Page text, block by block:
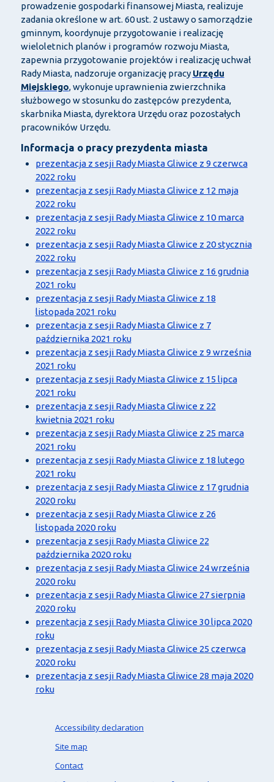
prowadzenie gospodarki finansowej Miasta, realizuje
zadania określone w art. 60 ust. 2 ustawy o samorządzie
gminnym, koordynuje przygotowanie i realizację
wieloletnich planów i programów rozwoju Miasta,
zapewnia przygotowanie projektów i realizację uchwał
Rady Miasta, nadzoruje organizację pracy Urzędu
Miejskiego, wykonuje uprawnienia zwierzchnika
służbowego w stosunku do zastępców prezydenta,
skarbnika Miasta, dyrektora Urzędu oraz pozostałych
pracowników Urzędu.
Informacja o pracy prezydenta miasta
prezentacja z sesji Rady Miasta Gliwice z 9 czerwca
2022 roku
prezentacja z sesji Rady Miasta Gliwice z 12 maja
2022 roku
prezentacja z sesji Rady Miasta Gliwice z 10 marca
2022 roku
prezentacja z sesji Rady Miasta Gliwice z 20 stycznia
2022 roku
prezentacja z sesji Rady Miasta Gliwice z 16 grudnia
2021 roku
prezentacja z sesji Rady Miasta Gliwice z 18
listopada 2021 roku
prezentacja z sesji Rady Miasta Gliwice z 7
października 2021 roku
prezentacja z sesji Rady Miasta Gliwice z 9 września
2021 roku
prezentacja z sesji Rady Miasta Gliwice z 15 lipca
2021 roku
prezentacja z sesji Rady Miasta Gliwice z 22
kwietnia 2021 roku
prezentacja z sesji Rady Miasta Gliwice z 25 marca
2021 roku
prezentacja z sesji Rady Miasta Gliwice z 18 lutego
2021 roku
prezentacja z sesji Rady Miasta Gliwice z 17 grudnia
2020 roku
prezentacja z sesji Rady Miasta Gliwice z 26
listopada 2020 roku
prezentacja z sesji Rady Miasta Gliwice 22
października 2020 roku
prezentacja z sesji Rady Miasta Gliwice 24 września
2020 roku
prezentacja z sesji Rady Miasta Gliwice 27 sierpnia
2020 roku
prezentacja z sesji Rady Miasta Gliwice 30 lipca 2020
roku
prezentacja z sesji Rady Miasta Gliwice 25 czerwca
2020 roku
prezentacja z sesji Rady Miasta Gliwice 28 maja 2020
roku
Accessibility declaration
Site map
Contact